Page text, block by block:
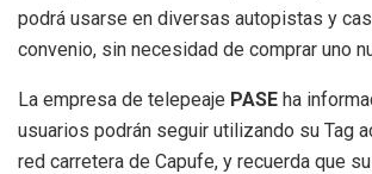
podrá usarse en diversas autopistas y
convenio, sin necesidad de comprar uno
La empresa de telepeaje PASE ha
usuarios podrán seguir utilizando su Tag
red carretera de Capufe, y recuerda que